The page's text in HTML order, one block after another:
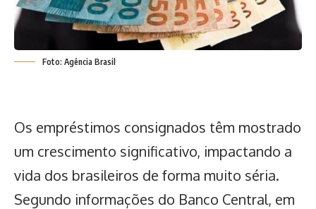
Foto: Agência Brasil
Os empréstimos consignados têm mostrado
um crescimento significativo, impactando a
vida dos brasileiros de forma muito séria.
Segundo informações do Banco Central, em